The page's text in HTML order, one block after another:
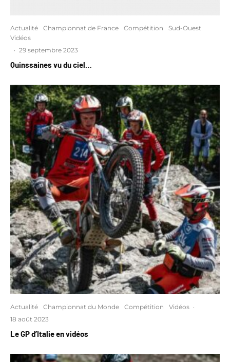
Actualité Championnat de France Compétition
Sud-Ouest
Vidéos
· 29 septembre 2023
Quinssaines vu du ciel…
Actualité Championnat du Monde Compétition Vidéos ·
18 août 2023
Le GP d’Italie en vidéos